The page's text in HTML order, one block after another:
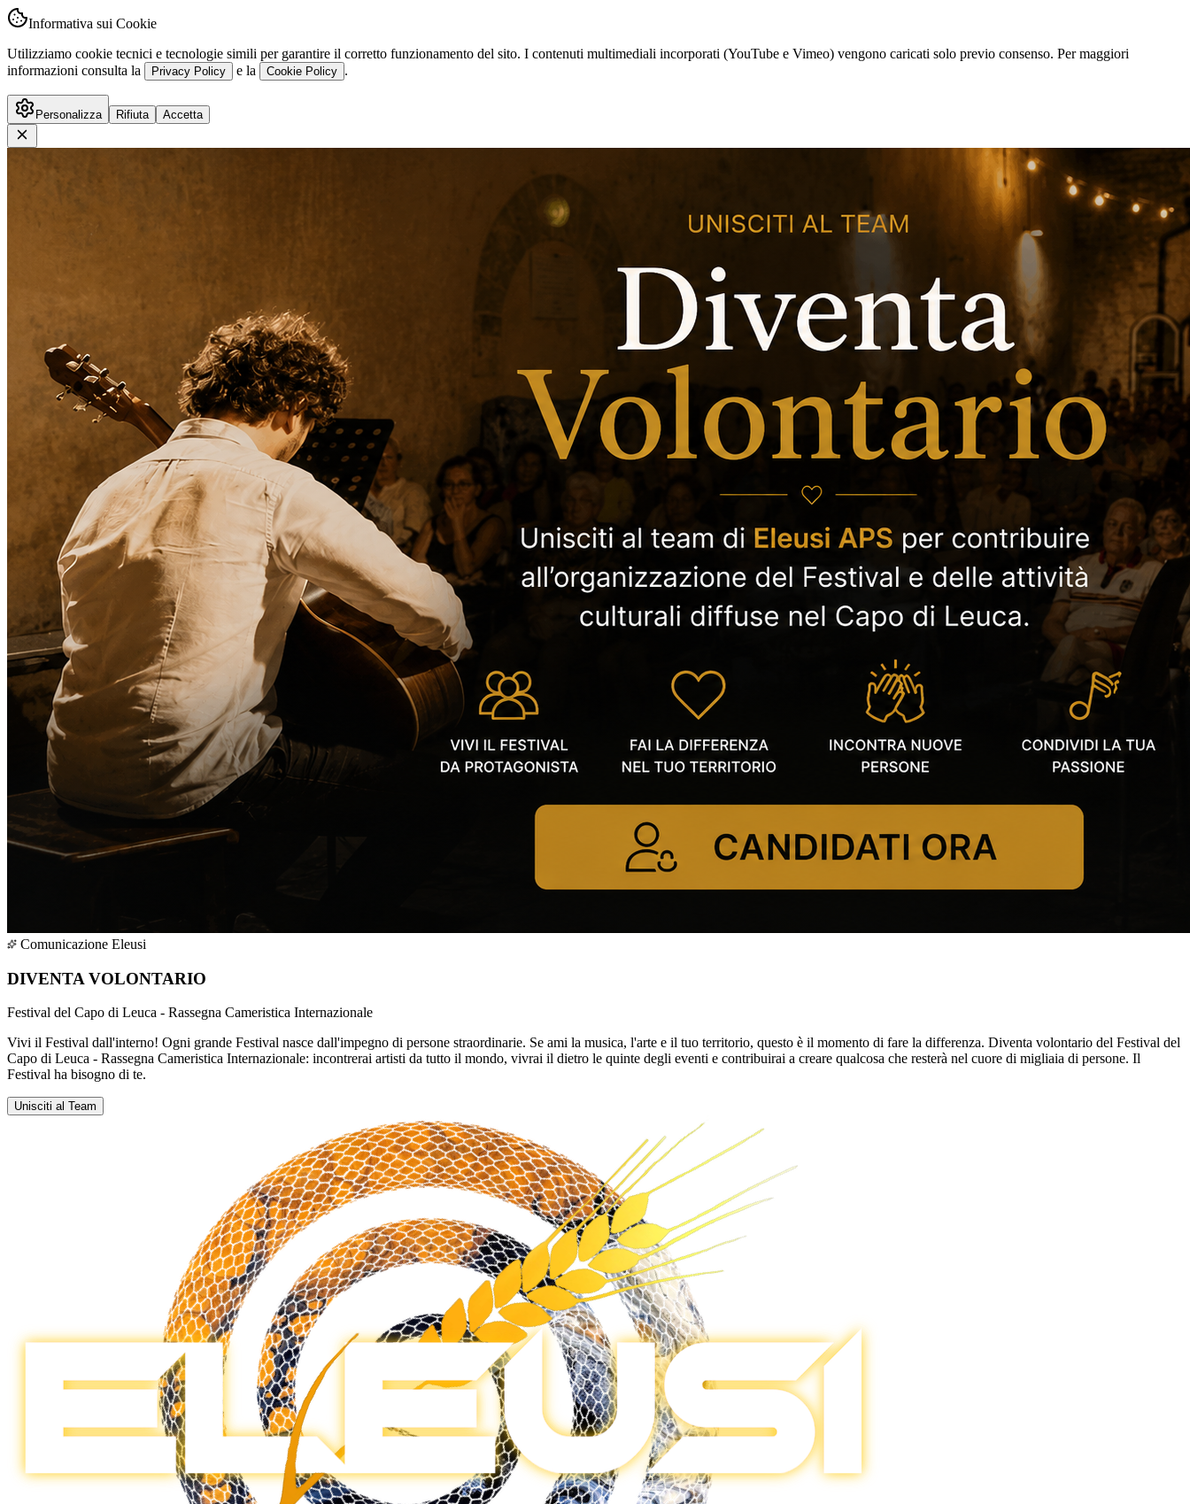
Informativa sui Cookie
Utilizziamo cookie tecnici e tecnologie simili per garantire il corretto funzionamento del sito. I contenuti multimediali incorporati (YouTube e Vimeo) vengono caricati solo previo consenso. Per maggiori
informazioni consulta la
Privacy Policy e la Cookie Policy .
Personalizza Rifiuta Accetta
Comunicazione Eleusi
DIVENTA VOLONTARIO
Festival del Capo di Leuca - Rassegna Cameristica Internazionale
Vivi il Festival dall'interno! Ogni grande Festival nasce dall'impegno di persone straordinarie. Se ami la musica, l'arte e il tuo territorio, questo è il momento di fare la differenza. Diventa volontario del Festival del
Capo di Leuca - Rassegna Cameristica Internazionale: incontrerai artisti da tutto il mondo, vivrai il dietro le quinte degli eventi e contribuirai a creare qualcosa che resterà nel cuore di migliaia di persone. Il
Festival ha bisogno di te.
Unisciti al Team